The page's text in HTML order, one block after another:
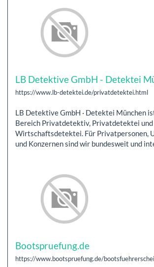
LB Detektive GmbH - Detektei
https://www.lb-detektei.de/privatdetektei.html
LB Detektive GmbH · Detektei München
Bereich Privatdetektiv, Privatdetektei und
Wirtschaftsdetektei. Für Privatpersonen,
und Konzernen sind wir bundesweit und
Bootspruefung.de
https://www.bootspruefung.de/